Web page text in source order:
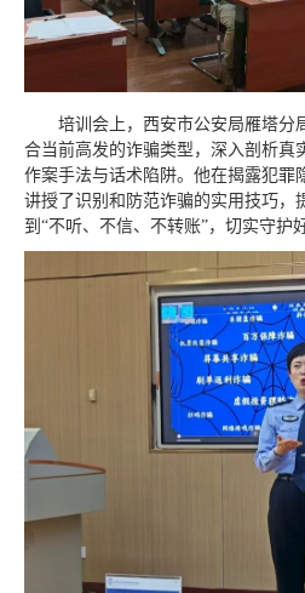
培训会上，西安市公安局雁塔分
合当前高发的诈骗类型，深入剖析真
作案手法与话术陷阱。他在揭露犯罪
讲授了识别和防范诈骗的实用技巧，
到“不听、不信、不转账”，切实守护